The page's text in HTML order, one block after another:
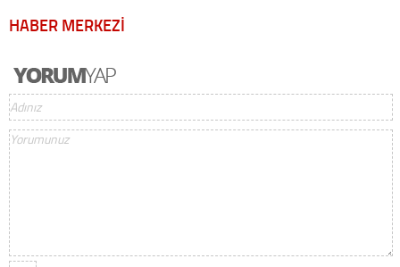
HABER MERKEZİ